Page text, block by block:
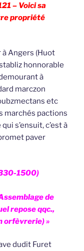
– Voici sa
propriété
à Angers (Huot
honnorable
à
marczon
etc
marchés pactions
s’ensuit, c’est à
paver
1500)
de
repose qqc.,
orfèvrerie) »
dudit Furet